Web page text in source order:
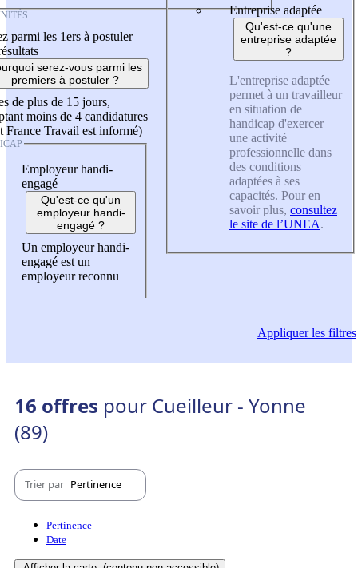
parmi les 1ers à postuler
serez-vous parmi les
premiers à postuler ?
de plus de 15 jours,
moins de 4 candidatures
France Travail est informé)
Employeur handi-
engagé
Qu'est-ce qu'un
employeur handi-
engagé ?
Un employeur handi-
engagé est un
employeur reconnu
Entreprise adaptée
Qu'est-ce qu'une
entreprise adaptée
?
L'entreprise adaptée
permet à un travailleur
en situation de
handicap d'exercer
une activité
professionnelle dans
des conditions
adaptées à ses
capacités. Pour en
savoir plus, consultez
le site de l’UNEA.
Appliquerles filtres
16 offres pour Cueilleur - Yonne
(89)
Trier par Pertinence
Pertinence
Date